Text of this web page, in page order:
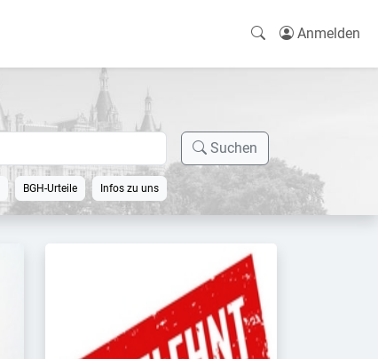
Anmelden
BGH-Urteile Infos zu uns
Suchen